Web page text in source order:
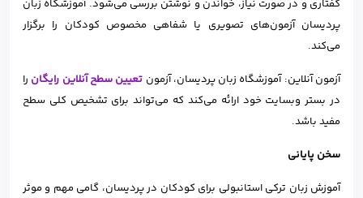
گفتاری و در صورت نیاز، خواندن و نوشتن بررسی می‌شود. آموزشگاه زبان
پردیسان آزمون‌های تصویری یا شفاهی مخصوص کودکان را برگزار
می‌کند.
آزمون آنلاین: آموزشگاه زبان پردیسان، آزمون تعیین سطح آنلاین رایگان را
در بستر وبسایت خود ارائه می‌کند که می‌تواند برای تشخیص کلی سطح
مفید باشد.
سخن پایانی
آموزش زبان ترکی استانبولی برای کودکان در پردیسان، گامی مهم و موثر